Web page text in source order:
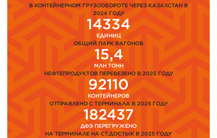
В КОНТЕЙНЕРНОМ ГРУЗООБОРОТЕ ЧЕРЕЗ КАЗАХСТАН В
2024 ГОДУ
14334
ЕДИНИЦ
ОБЩИЙ ПАРК ВАГОНОВ
15,4
МЛН ТОНН
НЕФТЕПРОДУКТОВ ПЕРЕВЕЗЕНО В 2025 ГОДУ
92110
КОНТЕЙНЕРОВ
ОТПРАВЛЕНО С ТЕРМИНАЛА В 2025 ГОДУ
182437
ДФЭ ПЕРЕГРУЖЕНО
НА ТЕРМИНАЛЕ НА СТ.ДОСТЫК В 2025 ГОДУ